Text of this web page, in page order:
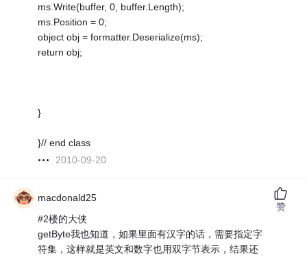
ms.Write(buffer, 0, buffer.Length);
ms.Position = 0;
object obj = formatter.Deserialize(ms);
return obj;
}
}// end class
2010-09-20
macdonald25
#2楼的大侠
getByte我也知道，如果里面有汉字的话，需要指定字
符集，这样就是英文和数字也用双字节表示，结果还
赞